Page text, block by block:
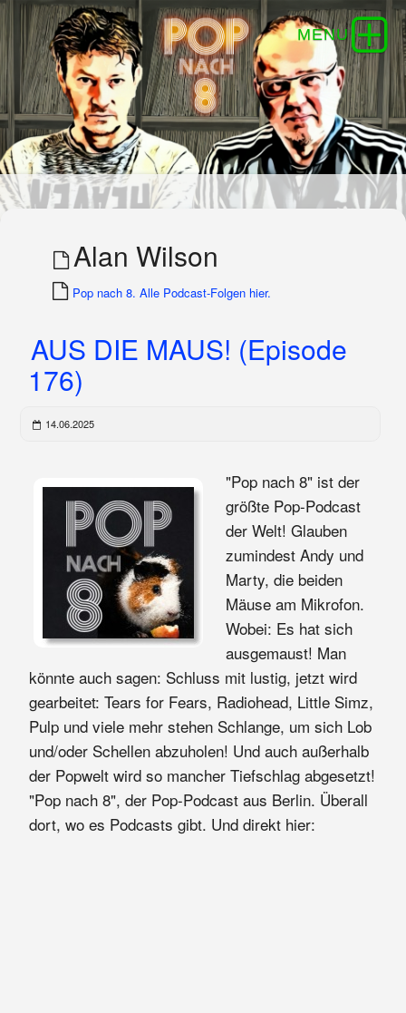
Alan Wilson
Pop nach 8. Alle Podcast-Folgen hier.
AUS DIE MAUS! (Episode
176)
14.06.2025
"Pop nach 8" ist der
größte Pop-Podcast
der Welt! Glauben
zumindest Andy und
Marty, die beiden
Mäuse am Mikrofon.
Wobei: Es hat sich
ausgemaust! Man
könnte auch sagen: Schluss mit lustig, jetzt wird
gearbeitet: Tears for Fears, Radiohead, Little Simz,
Pulp und viele mehr stehen Schlange, um sich Lob
und/oder Schellen abzuholen! Und auch außerhalb
der Popwelt wird so mancher Tiefschlag abgesetzt!
"Pop nach 8", der Pop-Podcast aus Berlin. Überall
dort, wo es Podcasts gibt. Und direkt hier: